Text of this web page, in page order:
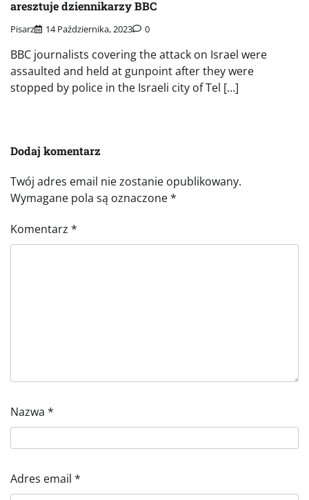
aresztuje dziennikarzy BBC
Pisarz 14 Października, 2023 0
BBC journalists covering the attack on Israel were
assaulted and held at gunpoint after they were
stopped by police in the Israeli city of Tel […]
Dodaj komentarz
Twój adres email nie zostanie opublikowany.
Wymagane pola są oznaczone*
Komentarz *
Nazwa *
Adres email *